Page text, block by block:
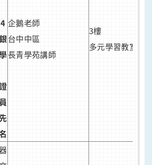
企鵝老師
台中中區
長青學苑講師
3樓
多元學習教室